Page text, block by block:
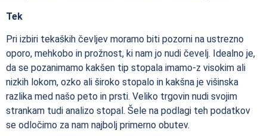
Tek
Pri izbiri tekaških čevljev moramo biti pozorni na ustrezno
oporo, mehkobo in prožnost, ki nam jo nudi čevelj. Idealno je,
da se pozanimamo kakšen tip stopala imamo-z visokim ali
nizkih lokom, ozko ali široko stopalo in kakšna je višinska
razlika med našo peto in prsti. Veliko trgovin nudi svojim
strankam tudi analizo stopal. Šele na podlagi teh podatkov
se odločimo za nam najbolj primerno obutev.